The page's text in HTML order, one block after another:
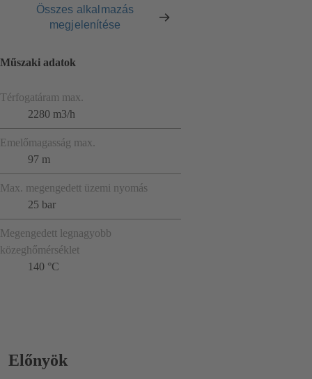
Összes alkalmazás
megjelenítése
Műszaki adatok
Térfogatáram max.
2280 m3/h
Emelőmagasság max.
97 m
Max. megengedett üzemi nyomás
25 bar
Megengedett legnagyobb
közeghőmérséklet
140 °C
Előnyök